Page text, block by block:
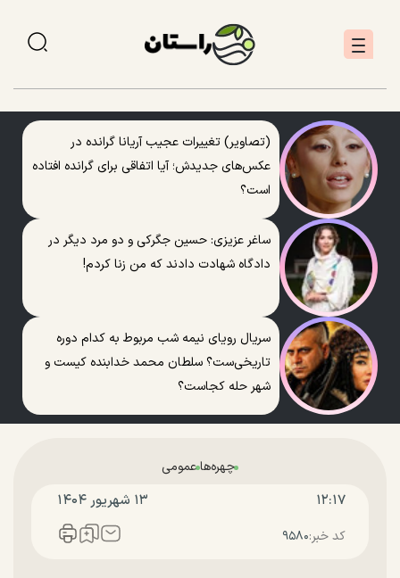
(تصاویر) تغییرات عجیب آریانا گرانده در
عکس‌های جدیدش؛ آیا اتفاقی برای گرانده افتاده
است؟
ساغر عزیزی: حسین جگرکی و دو مرد دیگر در
دادگاه شهادت دادند که من زنا کردم!
سریال رویای نیمه شب مربوط به کدام دوره
تاریخی‌ست؟ سلطان محمد خدابنده کیست و
شهر حله کجاست؟
چهره‌هاعمومی
۱۲:۱۷ ۱۳ شهريور ۱۴۰۴
کد خبر:۹۵۸۰